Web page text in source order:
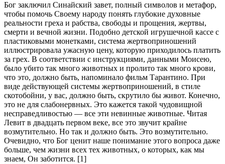
Бог заключил Синайский завет, полный символов и метафор,
чтобы помочь Своему народу понять глубокие духовные
реальности греха и рабства, свободы и прощения, жертвы,
смерти и вечной жизни. Подобно детской игрушечной кассе с
пластиковыми монетками, система жертвоприношений
иллюстрировала ужасную цену, которую приходилось платить
за грех. В соответствии с инструкциями, данными Моисею,
было убито так много животных и пролито так много крови,
что это, должно быть, напоминало фильм Тарантино. При
виде действующей системы жертвоприношений, в стиле
скотобойни, у вас, должно быть, скрутило бы живот. Конечно,
это не для слабонервных. Это кажется такой чудовищной
несправедливостью — все эти невинные животные. Читая
Левит в двадцать первом веке, все это звучит крайне
возмутительно. Но так и должно быть. Это возмутительно.
Очевидно, что Бог ценит наше понимание этого вопроса даже
больше, чем жизни всех тех животных, о которых, как мы
знаем, Он заботится. [1]